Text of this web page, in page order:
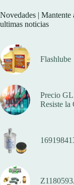
Novedades | Mantente
ultimas noticias
Flashlube
Precio
Resiste la